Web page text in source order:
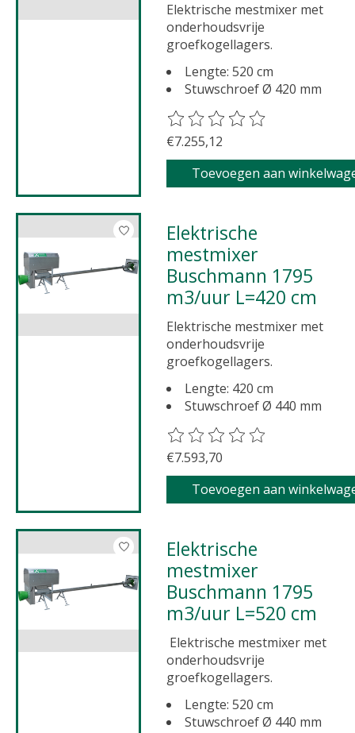
Elektrische mestmixer met
onderhoudsvrije
groefkogellagers.
Lengte: 520 cm
Stuwschroef Ø 420 mm
De beoordeling van dit
€7.255,12
Toevoegen aan
Elektrische
mestmixer
Buschmann 1795
m3/uur L=420 cm
Elektrische mestmixer met
onderhoudsvrije
groefkogellagers.
Lengte: 420 cm
Stuwschroef Ø 440 mm
De beoordeling van dit
€7.593,70
Toevoegen aan
Elektrische
mestmixer
Buschmann 1795
m3/uur L=520 cm
Elektrische mestmixer met
onderhoudsvrije
groefkogellagers.
Lengte: 520 cm
Stuwschroef Ø 440 mm